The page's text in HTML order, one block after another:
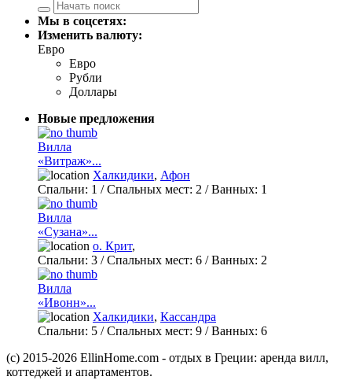
Мы в соцсетях:
Изменить валюту:
Евро
Евро
Рубли
Доллары
Новые предложения
Вилла
«Витраж»...
Халкидики, Афон
Спальни: 1 / Спальных мест: 2 /Ванных: 1
Вилла
«Сузана»...
о. Крит,
Спальни: 3 / Спальных мест: 6 /Ванных: 2
Вилла
«Ивонн»...
Халкидики, Кассандра
Спальни: 5 / Спальных мест: 9 /Ванных: 6
(c) 2015-2026 EllinHome.com - отдых в Греции: аренда вилл,
коттеджей и апартаментов.